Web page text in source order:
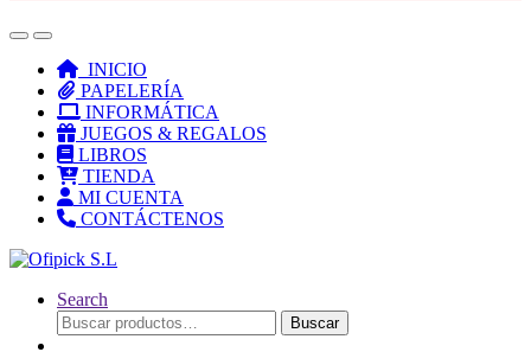
INICIO
PAPELERÍA
INFORMÁTICA
JUEGOS & REGALOS
LIBROS
TIENDA
MI CUENTA
CONTÁCTENOS
Search
Buscar
por:
Buscar